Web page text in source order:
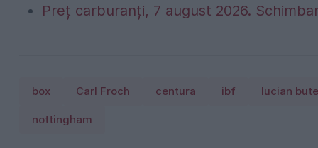
Preț carburanți, 7 august 2026.
box Carl Froch centura ibf lucian bute
nottingham